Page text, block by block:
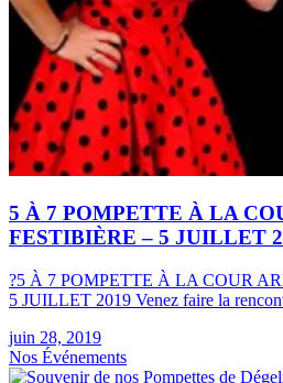
5 À 7 POMPETTE À LA
FESTIBIÈRE – 5 JUILLET
?5 À 7 POMPETTE À LA COUR
5 JUILLET 2019 Venez faire la
juin 28, 2019
Nos Événements